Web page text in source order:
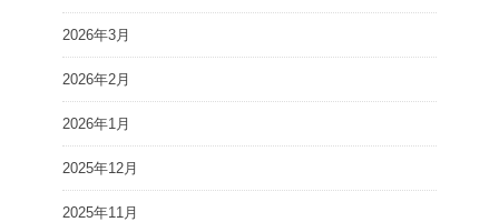
2026年3月
2026年2月
2026年1月
2025年12月
2025年11月